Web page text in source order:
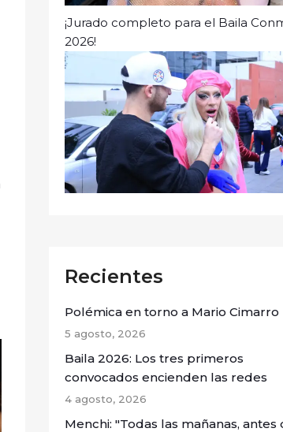
¡Jurado completo para el Baila
2026!
Recientes
Polémica en torno a Mario Cimarro
5 agosto, 2026
Baila 2026: Los tres primeros
convocados encienden las redes
4 agosto, 2026
Menchi: "Todas las mañanas, antes